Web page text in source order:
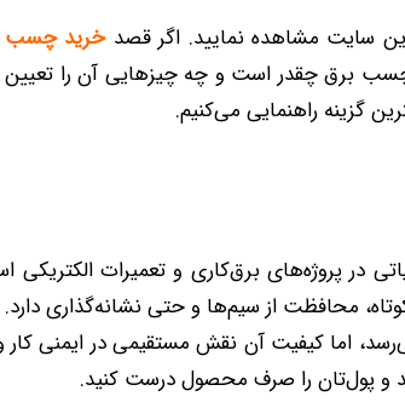
سایت مشاهده نمایید. اگر قصد خرید چسب
برق چقدر است و چه چیزهایی آن را تعیین
گزینه راهنمایی می‌کنیم.
در پروژه‌های برق‌کاری و تعمیرات
محافظت از سیم‌ها و حتی نشانه‌گذاری دارد.
اما کیفیت آن نقش مستقیمی در ایمنی
و پول‌تان را صرف محصول درست کنید.